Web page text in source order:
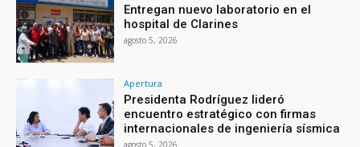
Entregan nuevo laboratorio en el
hospital de Clarines
agosto 5, 2026
Apertura
Presidenta Rodríguez lideró
encuentro estratégico con firmas
internacionales de ingeniería sísmica
agosto 5, 2026